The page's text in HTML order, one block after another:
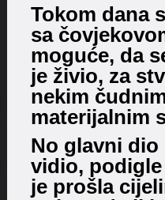
Tokom dana
sa
moguće, da
je živio, za
nekim
materijalnim
No glavni
vidio, podigle
je prošla